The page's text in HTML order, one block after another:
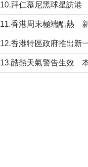
10.拜仁慕尼黑球星訪
11.香港周末極端酷熱
13.酷熱天氣警告生效